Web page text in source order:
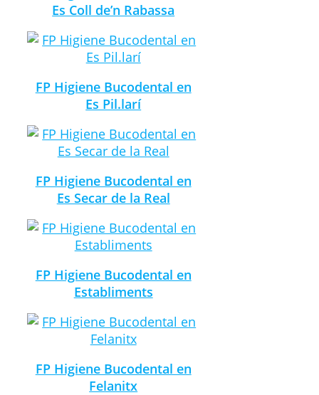
Es Coll de’n Rabassa
FP Higiene Bucodental en
Es Pil.larí
FP Higiene Bucodental en
Es Secar de la Real
FP Higiene Bucodental en
Establiments
FP Higiene Bucodental en
Felanitx